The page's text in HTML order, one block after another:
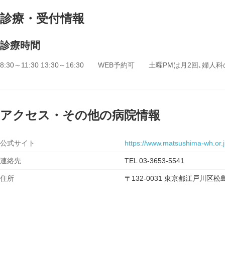
診療・受付情報
診療時間
8:30～11:30 13:30～16:30 WEB予約可 土曜PMは月2回､婦
アクセス・その他の病院情報
公式サイト https://www.matsushima-
連絡先 TEL 03-3653-5541
住所 〒132-0031 東京都江戸川区松